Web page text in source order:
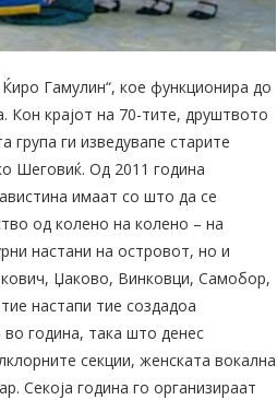
Гамулин“, кое функционира до
Кон крајот на 70-тите, друштвото
ги изведувапе старите
Шеговиќ. Од 2011 година
имаат со што да се
од колено на колено – на
настани на островот, но и
Џаково, Винковци, Самобор,
настапи тие создадоа
во година, така што денес
секции, женската вокална
Секоја година го организираат